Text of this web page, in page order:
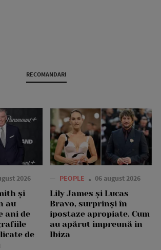
RECOMANDARI
2026
și
au
ani de
de
— PEOPLE 06 august 2026
Lily James și Lucas
Bravo, surprinși în
ipostaze apropiate. Cum
au apărut împreună în
Ibiza